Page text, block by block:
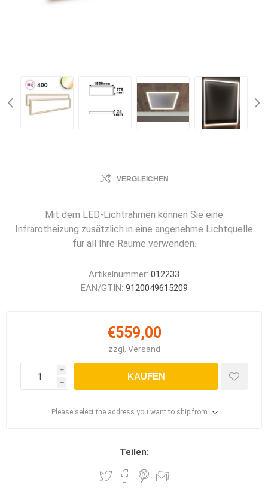
VERGLEICHEN
Mit dem LED-Lichtrahmen können Sie eine
Infrarotheizung zusätzlich in eine angenehme Lichtquelle
für all Ihre Räume verwenden.
Artikelnummer: 012233
EAN/GTIN: 9120049615209
€559,00
zzgl. Versand
i
h
KAUFEN
Please select the address you want to ship from
Teilen: